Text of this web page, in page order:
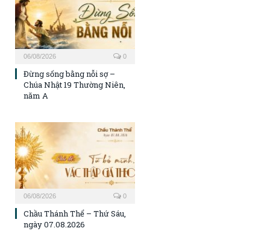
06/08/2026 0
Đừng sống bằng nỗi sợ –
Chúa Nhật 19 Thường Niên,
năm A
06/08/2026 0
Chầu Thánh Thể – Thứ Sáu,
ngày 07.08.2026